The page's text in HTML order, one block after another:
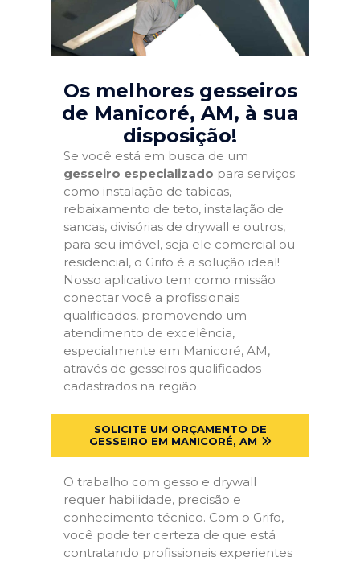
Os melhores gesseiros
de Manicoré, AM, à sua
disposição!
Se você está em busca de um
gesseiro especializado para serviços
como instalação de tabicas,
rebaixamento de teto, instalação de
sancas, divisórias de drywall e outros,
para seu imóvel, seja ele comercial ou
residencial, o Grifo é a solução ideal!
Nosso aplicativo tem como missão
conectar você a profissionais
qualificados, promovendo um
atendimento de excelência,
especialmente em Manicoré, AM,
através de gesseiros qualificados
cadastrados na região.
SOLICITE UM ORÇAMENTO DE
GESSEIRO EM MANICORÉ, AM
O trabalho com gesso e drywall
requer habilidade, precisão e
conhecimento técnico. Com o Grifo,
você pode ter certeza de que está
contratando profissionais experientes